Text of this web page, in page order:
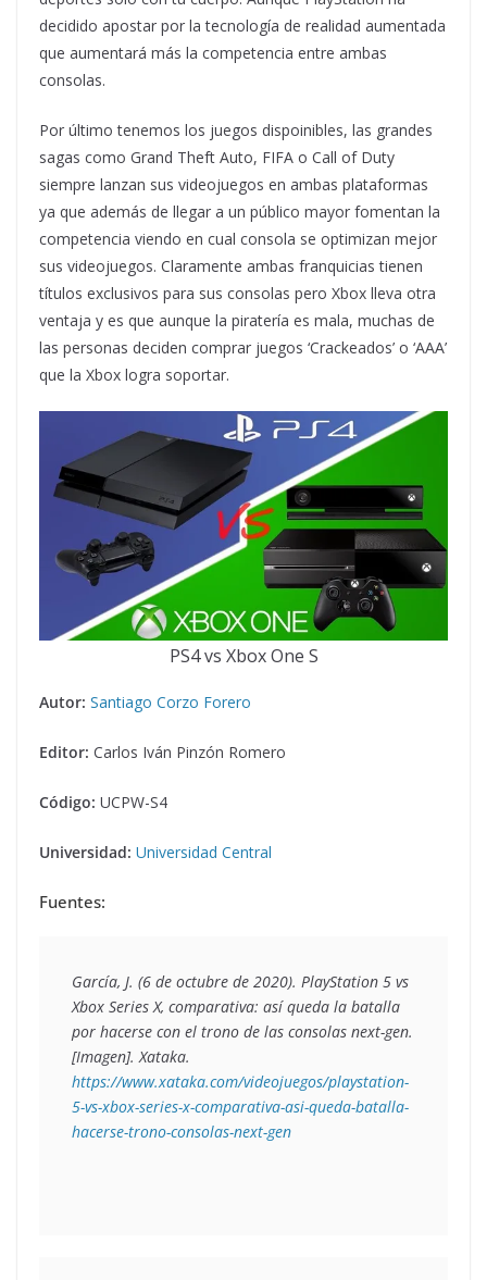
decidido apostar por la tecnología de realidad aumentada
que aumentará más la competencia entre ambas
consolas.
Por último tenemos los juegos dispoinibles, las grandes
sagas como Grand Theft Auto, FIFA o Call of Duty
siempre lanzan sus videojuegos en ambas plataformas
ya que además de llegar a un público mayor fomentan la
competencia viendo en cual consola se optimizan mejor
sus videojuegos. Claramente ambas franquicias tienen
títulos exclusivos para sus consolas pero Xbox lleva otra
ventaja y es que aunque la piratería es mala, muchas de
las personas deciden comprar juegos ‘Crackeados’ o ‘AAA’
que la Xbox logra soportar.
PS4 vs Xbox One S
Autor: Santiago Corzo Forero
Editor: Carlos Iván Pinzón Romero
Código: UCPW-S4
Universidad: Universidad Central
Fuentes:
García, J. (6 de octubre de 2020). PlayStation 5 vs
Xbox Series X, comparativa: así queda la batalla
por hacerse con el trono de las consolas next-gen.
[Imagen]. Xataka
https://www.xataka.com/videojuegos/playstation-
5-vs-xbox-series-x-comparativa-asi-queda-batalla-
hacerse-trono-consolas-next-gen